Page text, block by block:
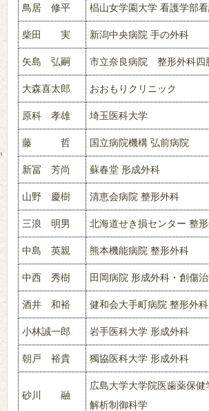
鳥居 修平 椙山女学園大学 看護学部
柴田 実 新潟中央病院 手の外科
矢島 弘嗣 市立奈良病院 整形外科四
大森喜太郎 おおもりクリニック
原科 孝雄 埼玉医科大学
藤 哲 国立病院機構 弘前病院
新冨 芳尚 蘇春堂 形成外科
山野 慶樹 清恵会病院 整形外科
三浪 明男 北海道せき損センター 整
中島 英親 熊本機能病院 整形外科
中西 秀樹 田岡病院 形成外科・創傷
酒井 和裕 健和会大手町病院 整形外科
小林誠一郎 岩手医科大学 形成外科
朝戸 裕貴 獨協医科大学 形成外科
砂川 融
広島大学大学院医歯薬保
解析制御科学